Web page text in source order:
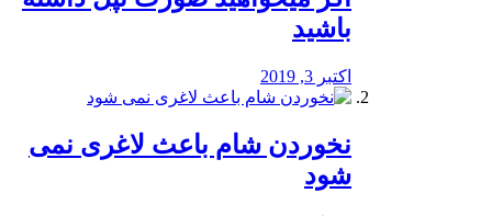
باشید
اکتبر 3, 2019
نخوردن شام باعث لاغری نمی
‌شود